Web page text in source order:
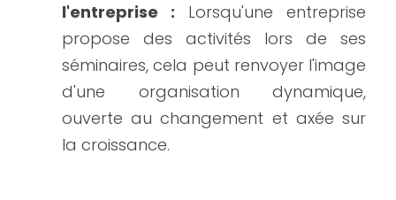
l'entreprise : Lorsqu'une entreprise
propose des activités lors de ses
séminaires, cela peut renvoyer l'image
d'une organisation dynamique,
ouverte au changement et axée sur
la croissance.